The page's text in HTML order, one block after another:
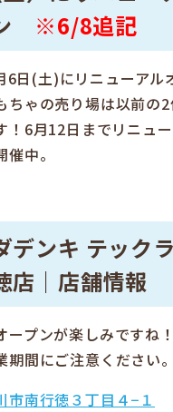
※6/8追記
6日(土)にリニューアル
ちゃの売り場は以前の
！6月12日までリニュ
中。
デンキ テック
店｜店舗情報
ープンが楽しみですね
期間にご注意ください。
市南行徳３丁目４−１